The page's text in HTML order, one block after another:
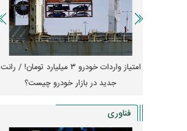
امتیاز واردات خودرو ۳ میلیارد تومان! / رانت
جدید در بازار خودرو چیست؟
فناوری